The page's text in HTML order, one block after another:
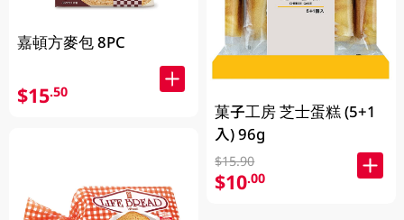
嘉頓方麥包 8PC
$15.50
菓子工房 芝士蛋糕 (5+1
入) 96g
$15.90
$10.00